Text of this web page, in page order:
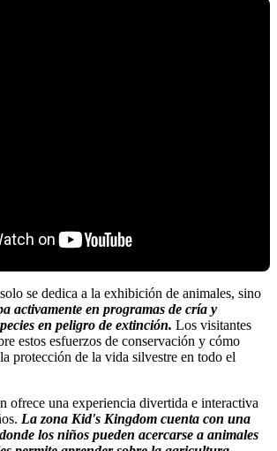
se dedica a la exhibición de animales, sino
activamente en programas de cría y
en peligro de extinción. Los visitantes
estos esfuerzos de conservación y cómo
protección de la vida silvestre en todo el
ofrece una experiencia divertida e interactiva
La zona Kid's Kingdom cuenta con una
los niños pueden acercarse a animales